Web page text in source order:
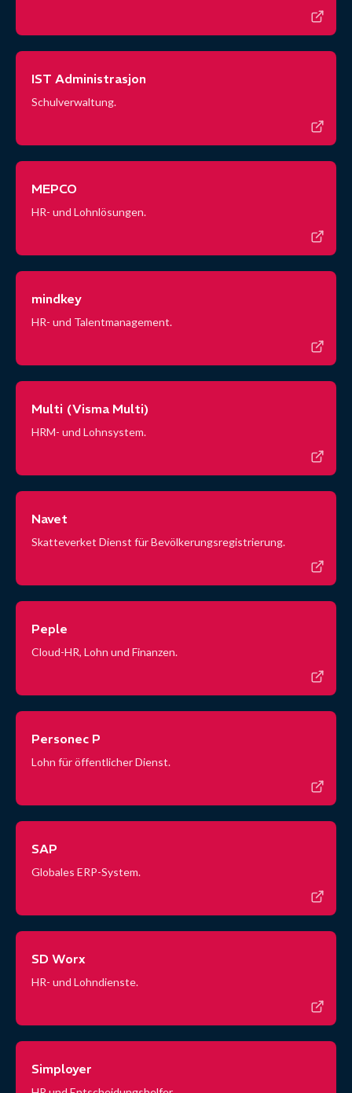
IST Administrasjon
Schulverwaltung.
MEPCO
HR- und Lohnlösungen.
mindkey
HR- und Talentmanagement.
Multi (Visma Multi)
HRM- und Lohnsystem.
Navet
Skatteverket Dienst für Bevölkerungsregistrierung.
Peple
Cloud-HR, Lohn und Finanzen.
Personec P
Lohn für öffentlicher Dienst.
SAP
Globales ERP-System.
SD Worx
HR- und Lohndienste.
Simployer